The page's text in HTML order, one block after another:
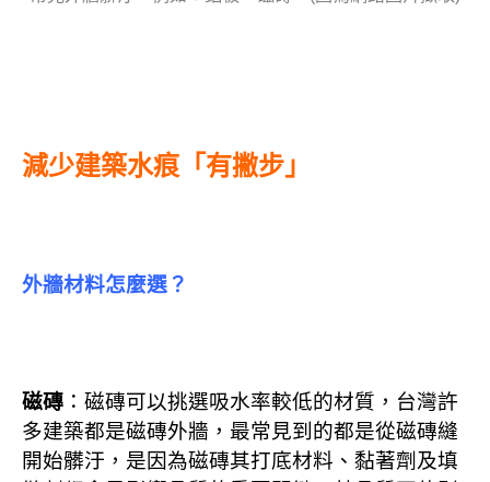
減少建築水痕「有撇步」
外牆材料怎麼選？
磁磚 ：磁磚可以挑選吸水率較低的材質， 台灣許
多建築都是磁磚外牆， 最常見到的都是從磁磚縫
開始髒汙，是因為磁磚其打底材料、黏著劑及填